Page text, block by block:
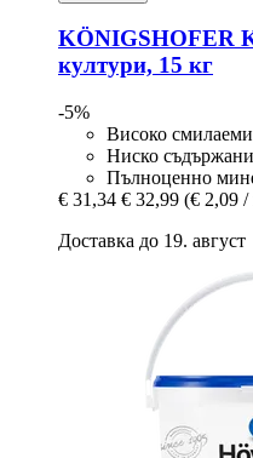
KÖNIGSHOFER
култури, 15 кг
-5%
Високо
Ниско
Пълноценно
€ 31,34 € 32,99 (€ 2,09 /
Доставка до 19. август